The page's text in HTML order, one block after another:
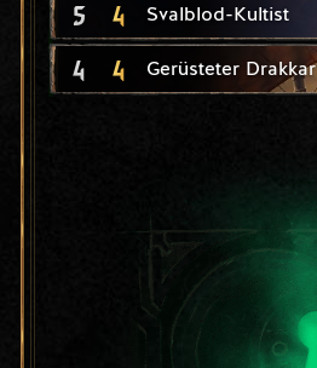
5 4 Svalblod-Kultist
4 4 Gerüsteter Drakkar